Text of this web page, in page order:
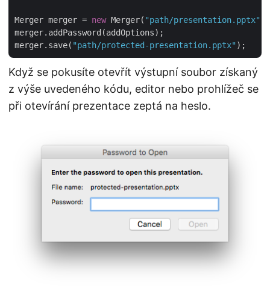
Merger merger = new Merger( "path/presentation.pptx"
merger.addPassword(addOptions);
merger.save( "path/protected-presentation.pptx"
Když se pokusíte otevřít výstupní soubor získaný
z výše uvedeného kódu, editor nebo prohlížeč se
při otevírání prezentace zeptá na heslo.